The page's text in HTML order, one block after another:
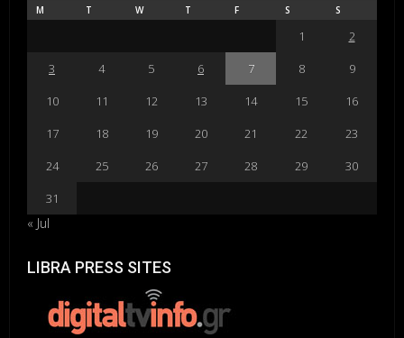
M T W T F S S
1
2
3
4 5 6 7 8
9
10
11 12 13 14 15
16
17
18 19 20 21 22
23
24
25 26 27 28 29
30
31
« Jul
LIBRA PRESS SITES